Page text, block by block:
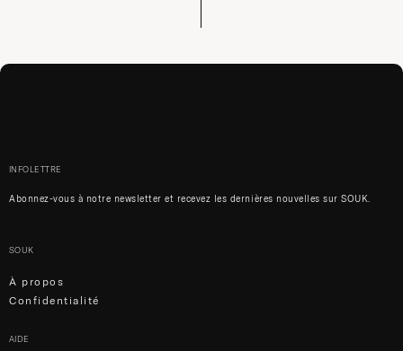
INFOLETTRE
Abonnez-vous à notre newsletter et recevez les dernières nouvelles sur SOUK.
SOUK
À propos
Confidentialité
AIDE